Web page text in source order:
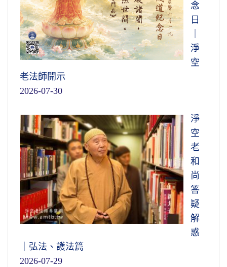
「執情我見漸漸消」，這就是說你悟入程
度的淺深。你悟得愈深，你感情執著就愈淡，
就愈淡薄。我們現在人所謂是，你對人對事你
很少用感情，完全用的理智，在佛法講智慧，
你用智慧而不是用感情。感情很重的人，執著
很重的人，縱然解，不夠深，當然也不圓，這
因此學佛重在解慧，特別是大乘。小乘人
著重在修，大乘著重在解；小乘著重在事上
修，大乘著重在心上開解。那個來得快，這一
覺悟了，事也就圓滿。事上勤修，理上不明，
還是隔了一層，這是小乘不及大乘之處。大乘
著重在開慧，有智慧的觀察，他的生活是生活
在圓滿智慧之中。我們反過來看看凡夫，凡夫
迷惑顛倒，我們生活在情執之中，生活在煩惱
之中，諸佛菩薩生活在智慧之中，那怎麼會一
樣？當然不相同。
就現什麼，那個相是隨心所變的。世尊在《華
嚴經》上說，這一切現象從哪裡來的？唯心所
現，唯識所變，識就是念頭。心能現相，這個
相怎樣變化，那是念頭，念頭是識；所以你念
佛，當然就變佛的法界，你念菩薩就變菩薩法
界。
鬼、畜生。所以那個相貌都是妖魔鬼怪的相，
都很恐怖！什麼叫妖魔鬼怪？我們搞要清楚，
否則的話，我們一天到晚念這個，自己還不曉
得，你說冤枉不冤枉！中國古書上說「人棄常
則妖興」，這句話的意思就是說，違反常道就
是妖魔鬼怪。什麼叫常？仁義禮智信叫五常。
我們對人是不是仁慈？沒有仁慈心對人，
反常。起心動念自私自利、損人利己，這反
常。義是什麼？義是義務，幫助別人不講求回
報的。我們今天做多少工作要計算代價，這就
念
日
淨
空
老法師開示
2026-07-30
淨
空
老
和
尚
答
疑
解
惑
｜弘法、護法篇
2026-07-29